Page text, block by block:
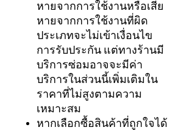
หายจากการใช้งานหรือเสีย
หายจากการใช้งานที่ผิด
ประเภทจะไม่เข้าเงื่อนไข
การรับประกัน แต่ทางร้านมี
บริการซ่อมอาจจะมีค่า
บริการในส่วนนี้เพิ่มเติมใน
ราคาที่ไม่สูงตามความ
เหมาะสม
หากเลือกซื้อสินค้าที่ถูกใจได้